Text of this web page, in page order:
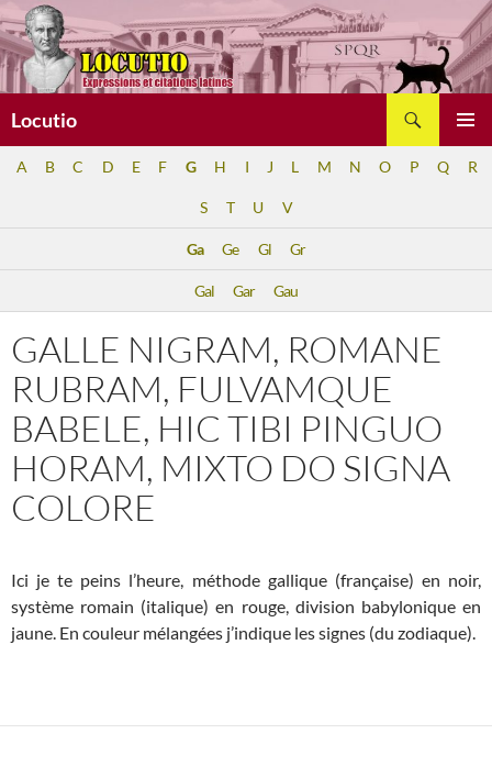
Aller
au
contenu
Locutio
A B C D E F G H I J L M N O P Q R
S T U V
Ga Ge Gl Gr
Gal Gar Gau
GALLE NIGRAM, ROMANE
RUBRAM, FULVAMQUE
BABELE, HIC TIBI PINGUO
HORAM, MIXTO DO SIGNA
COLORE
Ici je te peins l’heure, méthode gallique (française) en noir,
système romain (italique) en rouge, division babylonique en
jaune. En couleur mélangées j’indique les signes (du zodiaque).